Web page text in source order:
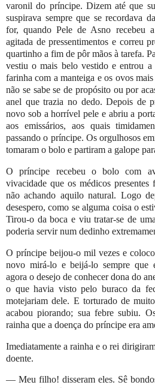
varonil do príncipe. Dizem até que
suspirava sempre que se recordava
for, quando Pele de Asno recebeu
agitada de pressentimentos e correu
quartinho a fim de pôr mãos à tarefa.
vestiu o mais belo vestido e entrou a
farinha com a manteiga e os ovos
não se sabe se de propósito ou por
anel que trazia no dedo. Depois de
novo sob a horrível pele e abriu a
aos emissários, aos quais
passando o príncipe. Os orgulhosos
tomaram o bolo e partiram a galope
O príncipe recebeu o bolo com
vivacidade que os médicos presentes
não achando aquilo natural. Logo
desespero, como se alguma coisa o
Tirou-o da boca e viu tratar-se de
poderia servir num dedinho
O príncipe beijou-o mil vezes e
novo mirá-lo e beijá-lo sempre que
agora o desejo de conhecer dona do
o que havia visto pelo buraco da
motejariam dele. E torturado de
acabou piorando; sua febre subiu.
rainha que a doença do príncipe era
Imediatamente a rainha e o rei
doente.
― Meu filho! disseram eles. Sê